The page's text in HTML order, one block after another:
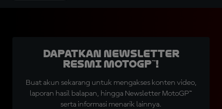
Dapatkan Newsletter
Resmi MotoGP™!
Buat akun sekarang untuk mengakses konten video,
laporan hasil balapan, hingga Newsletter MotoGP™
serta informasi menarik lainnya.